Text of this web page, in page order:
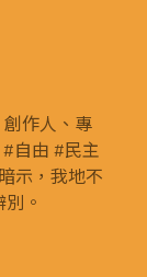
作人、專
自由 #民主
示，我地不
。